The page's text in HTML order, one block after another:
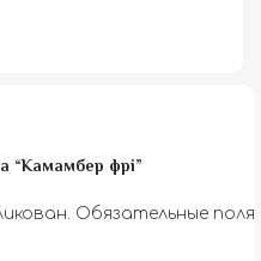
“Камамбер фрі”
Обязательные поля